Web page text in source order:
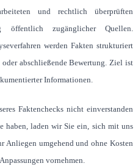
und rechtlich überprüften
öffentlich zugänglicher Quellen.
werden Fakten strukturiert
abschließende Bewertung. Ziel ist
Informationen.
Faktenchecks nicht einverstanden
haben, laden wir Sie ein, sich mit uns
Anliegen umgehend und ohne Kosten
vornehmen.